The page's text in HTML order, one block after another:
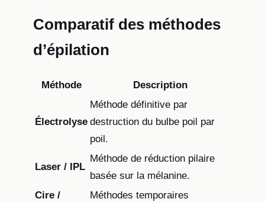
Comparatif des méthodes
d’épilation
Méthode Description
Électrolyse
Méthode définitive par
destruction du bulbe poil par
poil.
Laser / IPL
Méthode de réduction pilaire
basée sur la mélanine.
Cire /
Méthodes temporaires